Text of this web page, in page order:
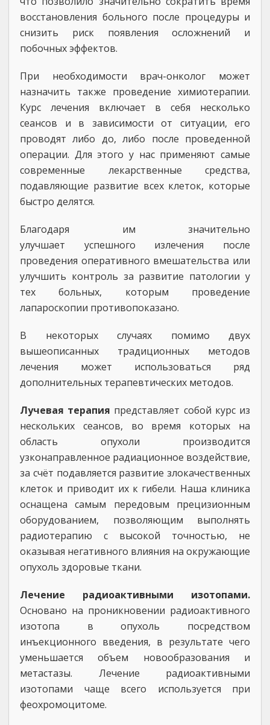
восстановления больного после процедуры и
снизить риск появления осложнений и
побочных эффектов.
При необходимости врач-онколог может
назначить также проведение химиотерапии.
Курс лечения включает в себя несколько
сеансов и в зависимости от ситуации, его
проводят либо до, либо после проведенной
операции. Для этого у нас применяют самые
современные лекарственные средства,
подавляющие развитие всех клеток, которые
быстро делятся.
Благодаря им значительно
улучшает успешного излечения после
проведения оперативного вмешательства или
улучшить контроль за развитие патологии у
тех больных, которым проведение
лапароскопии противопоказано.
В некоторых случаях помимо двух
вышеописанных традиционных методов
лечения может использоваться ряд
дополнительных терапевтических методов.
Лучевая терапия представляет собой курс из
нескольких сеансов, во время которых на
область опухоли производится
узконаправленное радиационное воздействие,
за счёт подавляется развитие злокачественных
клеток и приводит их к гибели. Наша клиника
оснащена самым передовым прецизионным
оборудованием, позволяющим выполнять
радиотерапию с высокой точностью, не
оказывая негативного влияния на окружающие
опухоль здоровые ткани.
Лечение радиоактивными изотопами.
Основано на проникновении радиоактивного
изотопа в опухоль посредством
инъекционного введения, в результате чего
уменьшается объем новообразования и
метастазы. Лечение радиоактивными
изотопами чаще всего используется при
феохромоцитоме.